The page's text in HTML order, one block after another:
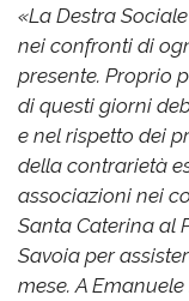
«La Destra
nei confronti di
presente. Proprio
di questi giorni
e nel rispetto dei
della contrarietà
associazioni nei
Santa Caterina al
Savoia per
mese.A